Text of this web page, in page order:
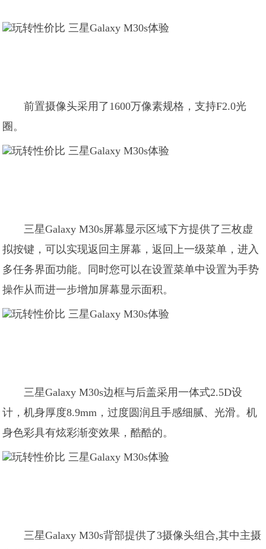
前置摄像头采用了1600万像素规格，支持F2.0光
圈。
三星Galaxy M30s屏幕显示区域下方提供了三枚虚
拟按键，可以实现返回主屏幕，返回上一级菜单，进入
多任务界面功能。同时您可以在设置菜单中设置为手势
操作从而进一步增加屏幕显示面积。
三星Galaxy M30s边框与后盖采用一体式2.5D设
计，机身厚度8.9mm，过度圆润且手感细腻、光滑。机
身色彩具有炫彩渐变效果，酷酷的。
三星Galaxy M30s背部提供了3摄像头组合,其中主摄